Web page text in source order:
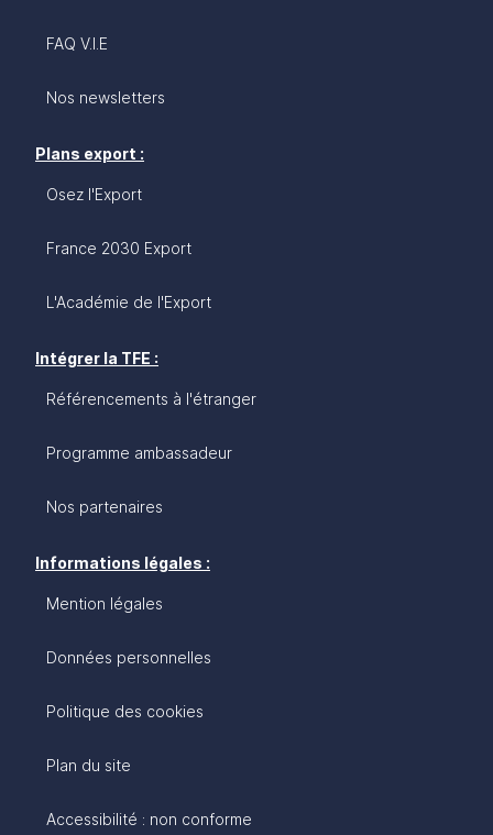
FAQ V.I.E
Nos newsletters
Plans export :
Osez l'Export
France 2030 Export
L'Académie de l'Export
Intégrer la TFE :
Référencements à l'étranger
Programme ambassadeur
Nos partenaires
Informations légales :
Mention légales
Données personnelles
Politique des cookies
Plan du site
Accessibilité : non conforme